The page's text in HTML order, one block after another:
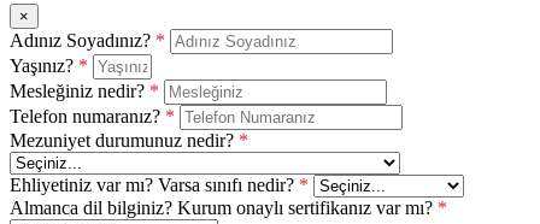
×
Adınız Soyadınız? *
Yaşınız? *
Mesleğiniz nedir? *
Telefon numaranız? *
Mezuniyet durumunuz nedir? *
Ehliyetiniz var mı? Varsa sınıfı nedir? *
Almanca dil bilginiz? Kurum onaylı sertifikanız var mı? *